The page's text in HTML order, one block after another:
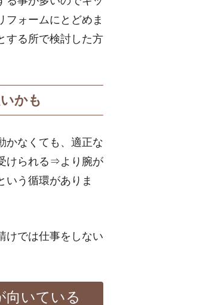
フォームにとどめま
する所で検討した方
かも
かなくても、適正な
けられる⇒より腕が
いう循環がありま
けでは仕事をしない
向いている